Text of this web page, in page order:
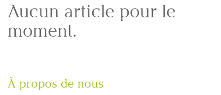
Aucun article pour le
moment.
À propos de nous